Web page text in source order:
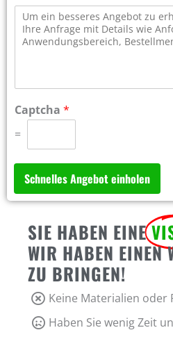
*
Captcha *
=
Schnelles Angebot einholen
SIE HABEN EINE
WIR HABEN EINEN
ZU BRINGEN!
Keine Materialien oder
Haben Sie wenig Zeit